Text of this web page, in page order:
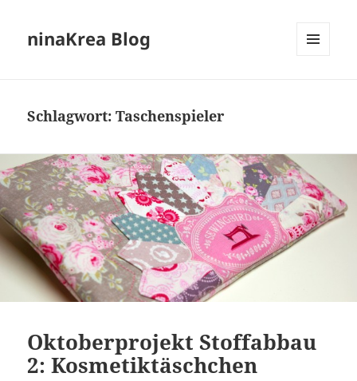
ninaKrea Blog
Schlagwort:Taschenspieler
Oktoberprojekt Stoffabbau
2: Kosmetiktäschchen